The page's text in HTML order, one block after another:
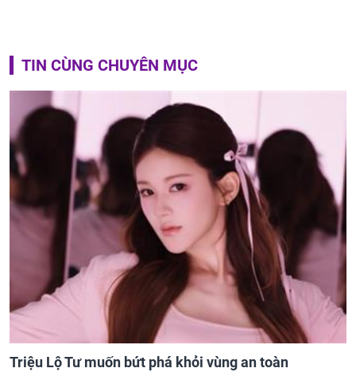
TIN CÙNG CHUYÊN MỤC
Triệu Lộ Tư muốn bứt phá khỏi vùng an toàn